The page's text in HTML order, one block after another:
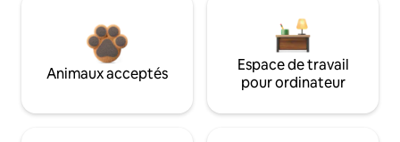
Animaux acceptés
Espace de travail
pour ordinateur